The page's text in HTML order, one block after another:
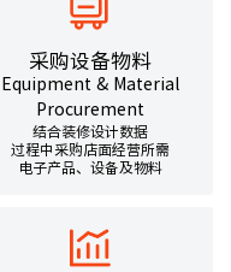
采购设备物料
Equipment & Material
Procurement
结合装修设计数据
过程中采购店面经营所需
电子产品、设备及物料